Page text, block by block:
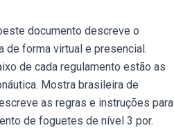
documento descreve o
de forma virtual e presencial.
de cada regulamento estão as
Mostra brasileira de
as regras e instruções para
de foguetes de nível 3 por.